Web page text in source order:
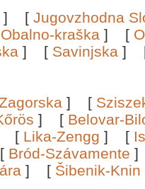
] [ Jugovzhodna
Obalno-kraška ] [
] [ Savinjska ]
] [
] [ Belovar-
[ Lika-Zengg ] [
[ Bród-Szávamente
] [ Šibenik-Knin